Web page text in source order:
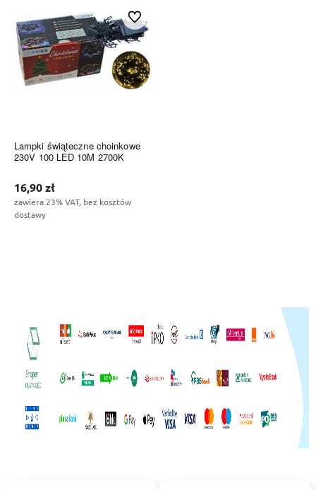
Lampki świąteczne choinkowe
230V 100 LED 10M 2700K
16,90 zł
zawiera 23% VAT, bez kosztów
dostawy
Do ulubionych